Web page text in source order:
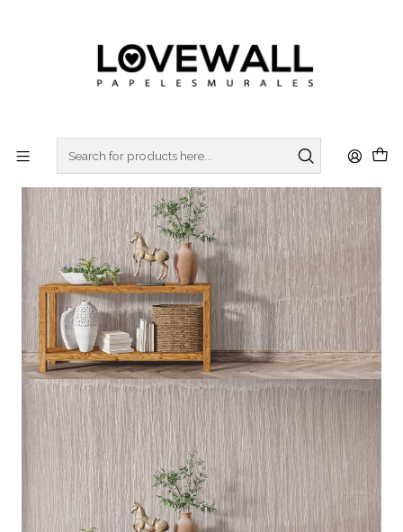
Home FÁBRICA FAB24-01